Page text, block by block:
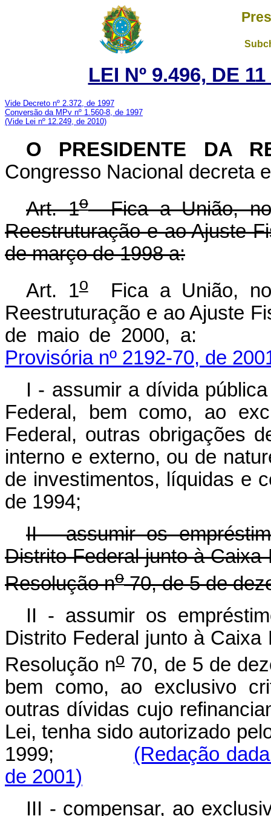
LEI Nº 9.496, DE
Vide Decreto nº 2.372, de 1997
Conversão da MPv nº 1.560-8, de 1997
(Vide Lei nº 12.249, de 2010)
O PRESIDENTE DA
Congresso Nacional decreta
Art. 1oFica a União, no
Reestruturação e ao Ajuste
de março de 1998 a:
Art. 1oFica a União, no
Reestruturação e ao Ajuste
de maio de
Provisória nº 2192-70, de
I - assumir a dívida
Federal, bem como, ao
Federal, outras obrigações
interno e externo, ou de
de investimentos, líquidas e
de 1994;
II - assumir os
Distrito Federal junto à
Resolução no70, de 5 de
II - assumir os
Distrito Federal junto à
Resolução no70, de 5 de
bem como, ao exclusivo
outras dívidas cujo
Lei, tenha sido autorizado
1999; (Redação
de 2001)
III - compensar, ao